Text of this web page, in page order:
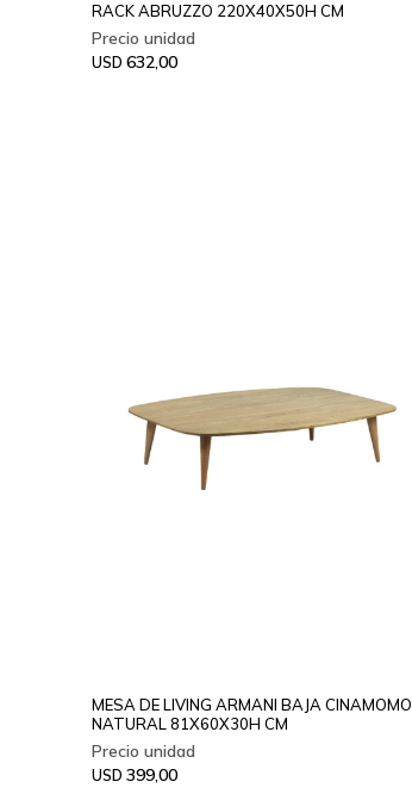
RACK ABRUZZO 220X40X50H CM
USD 632,00
MESA DE LIVING ARMANI BAJA CINAMOMO
NATURAL 81X60X30H CM
USD 399,00